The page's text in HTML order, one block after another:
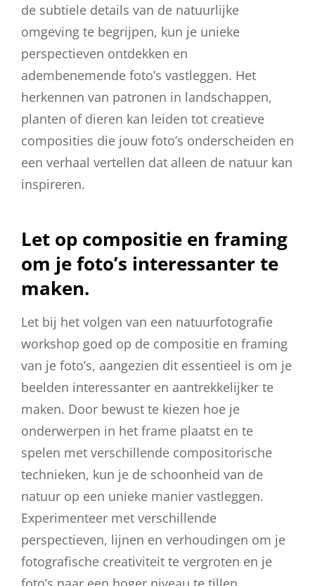
de subtiele details van de natuurlijke
omgeving te begrijpen, kun je unieke
perspectieven ontdekken en
adembenemende foto’s vastleggen. Het
herkennen van patronen in landschappen,
planten of dieren kan leiden tot creatieve
composities die jouw foto’s onderscheiden en
een verhaal vertellen dat alleen de natuur kan
inspireren.
Let op compositie en framing
om je foto’s interessanter te
maken.
Let bij het volgen van een natuurfotografie
workshop goed op de compositie en framing
van je foto’s, aangezien dit essentieel is om je
beelden interessanter en aantrekkelijker te
maken. Door bewust te kiezen hoe je
onderwerpen in het frame plaatst en te
spelen met verschillende compositorische
technieken, kun je de schoonheid van de
natuur op een unieke manier vastleggen.
Experimenteer met verschillende
perspectieven, lijnen en verhoudingen om je
fotografische creativiteit te vergroten en je